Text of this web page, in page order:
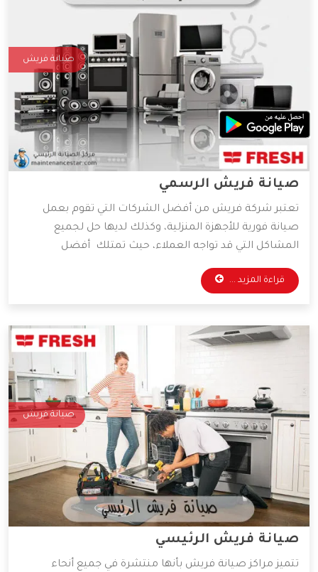
صيانة فريش
صيانة فريش الرسمي
تعتبر شركة فريش من أفضل الشركات التي تقوم بعمل
صيانة فورية للأجهزة المنزلية، وكذلك لديها حل لجميع
المشاكل التي قد تواجه العملاء، حيث تمتلك أفضل
المهندسين والخبراء المتخصصين في صيانة جميع الأجهزة
الكهربائية، واعتماداً على آراء الكثير من العملاء فهي الأفضل
قراءة المزيد ...
صيانة فريش
صيانة فريش الرئيسي
تتميز مراكز صيانة فريش بأنها منتشرة في جميع أنحاء